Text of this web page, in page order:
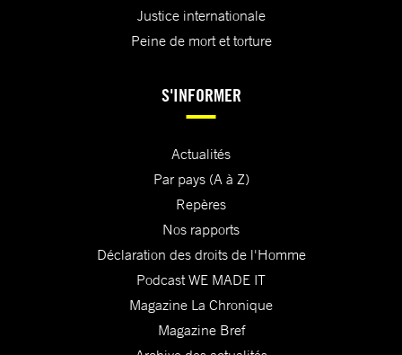
Justice internationale
Peine de mort et torture
S'INFORMER
Actualités
Par pays (A à Z)
Repères
Nos rapports
Déclaration des droits de l'Homme
Podcast WE MADE IT
Magazine La Chronique
Magazine Bref